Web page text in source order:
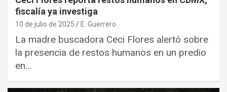
fiscalía ya investiga
10 de julio de 2025 E. Guerrero
La madre buscadora Ceci Flores alertó sobre
la presencia de restos humanos en un predio
en…